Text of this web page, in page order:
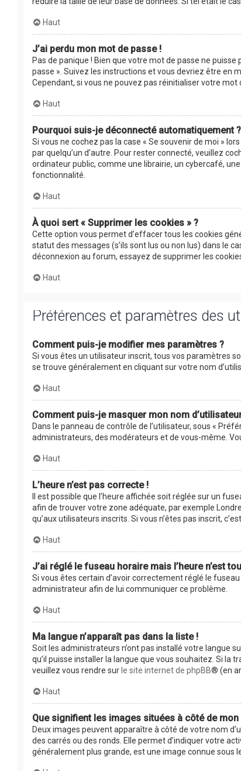
Haut
J’ai perdu mon mot de passe !
Pas de panique ! Bien que votre mot de passe ne
passe ». Suivez les instructions et vous devriez être en
Cependant, si vous ne pouvez pas réinitialiser votre
Haut
Pourquoi suis-je déconnecté automatiquement ?
Si vous ne cochez pas la case « Se souvenir de moi »
par quelqu’un d’autre. Pour rester connecté, veuillez
ordinateur public, comme une librairie, un cybercafé,
fonctionnalité.
Haut
À quoi sert « Supprimer les cookies » ?
Cette option vous permet d’effacer tous les cookies
statut des messages (s’ils sont lus ou non lus) dans le
déconnexion au forum, essayez de supprimer les
Haut
Préférences et paramètres des
Comment puis-je modifier mes paramètres ?
Si vous êtes un utilisateur inscrit, tous vos paramètres
se trouve généralement en cliquant sur votre nom
Haut
Comment puis-je masquer mon nom
Dans le panneau de contrôle de l’utilisateur, sous «
administrateurs, des modérateurs et de vous-même.
Haut
L’heure n’est pas correcte !
Il est possible que l’heure affichée soit réglée sur un
afin de trouver votre zone adéquate, par exemple
qu’aux utilisateurs inscrits. Si vous n’êtes pas inscrit,
Haut
J’ai réglé le fuseau horaire mais l’heure n’est
Si vous êtes certain d’avoir correctement réglé le
administrateur afin de lui communiquer ce problème.
Haut
Ma langue n’apparaît pas dans la liste !
Soit les administrateurs n’ont pas installé votre langue
qu’il puisse installer la langue que vous souhaitez. Si la
veuillez vous rendre sur le site internet de phpBB® (en
Haut
Que signifient les images situées à côté de mon
Deux images peuvent apparaître à côté de votre nom
des carrés ou des ronds. Elle permet d’indiquer votre
généralement plus grande, est une image connue sous